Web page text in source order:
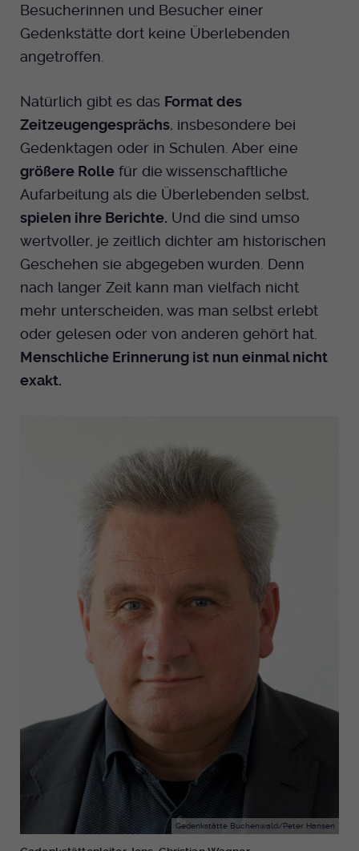
Besucherinnen und Besucher einer
Gedenkstätte dort keine Überlebenden
angetroffen.
Natürlich gibt es das Format des
Zeitzeugengesprächs, insbesondere bei
Gedenktagen oder in Schulen. Aber eine
größere Rolle für die wissenschaftliche
Aufarbeitung als die Überlebenden selbst,
spielen ihre Berichte. Und die sind umso
wertvoller, je zeitlich dichter am historischen
Geschehen sie abgegeben wurden. Denn
nach langer Zeit kann man vielfach nicht
mehr unterscheiden, was man selbst erlebt
oder gelesen oder von anderen gehört hat.
Menschliche Erinnerung ist nun einmal nicht
exakt.
Gedenkstätte Buchenwald/Peter Hansen
Laufzeit Ende der Sitzung
Zweck
Name cookie_optin-[n]
Anbieter EKHN
Laufzeit
Bei Ausahl nur essentieller Cookies wird
dieser Cookie am Ende der Sitzung
gelöscht. Ansonsten 1 Monat.
Zweck
Dient zur Speicherung der Cookie Opt-In
Einstellungen. Eine optionale Nummer
nach dem Namen gibt lediglich eine